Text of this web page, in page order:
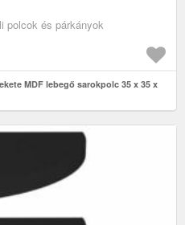
polcok és párkányok
MDF lebegő sarokpolc 35 x 35 x